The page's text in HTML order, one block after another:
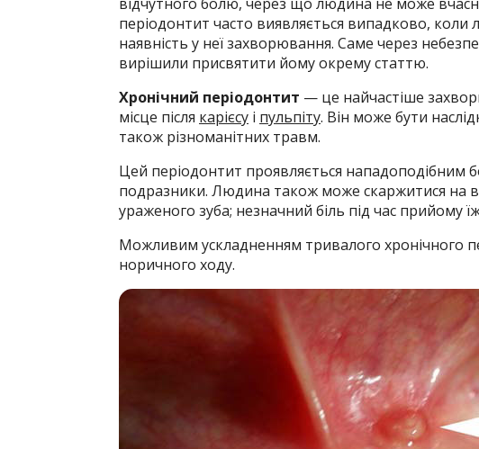
періодонтит часто виявляється випадково,
наявність у неї захворювання. Саме через
вирішили присвятити йому окрему статтю.
Хронічний періодонтит — це найчастіше
місце після карієсу і пульпіту. Він може бути
також різноманітних травм.
Цей періодонтит проявляється нападоподібним
подразники. Людина також може скаржитися на
ураженого зу­ба; незначний біль під час прийому
Можливим ускладненням тривалого хронічного
норичного ходу.